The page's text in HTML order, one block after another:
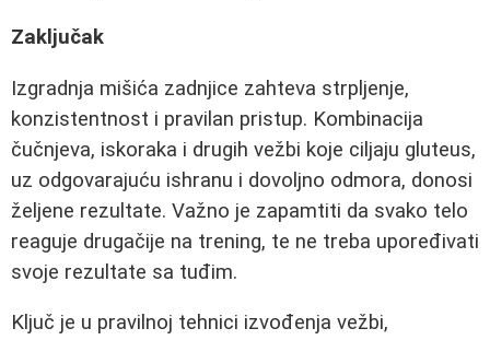
Zaključak
Izgradnja mišića zadnjice zahteva strpljenje,
konzistentnost i pravilan pristup. Kombinacija
čučnjeva, iskoraka i drugih vežbi koje ciljaju gluteus,
uz odgovarajuću ishranu i dovoljno odmora, donosi
željene rezultate. Važno je zapamtiti da svako telo
reaguje drugačije na trening, te ne treba upoređivati
svoje rezultate sa tuđim.
Ključ je u pravilnoj tehnici izvođenja vežbi,